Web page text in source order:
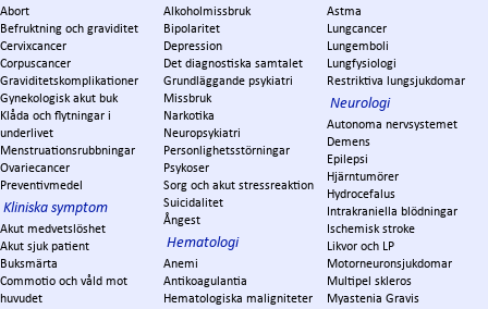
Abort
Befruktning och graviditet
Cervixcancer
Corpuscancer
Graviditetskomplikationer
Gynekologisk akut buk
Klåda och flytningar i
underlivet
Menstruationsrubbningar
Ovariecancer
Preventivmedel
Kliniska symptom
Akut medvetslöshet
Akut sjuk patient
Buksmärta
Commotio och våld mot
huvudet
Alkoholmissbruk
Bipolaritet
Depression
Det diagnostiska samtalet
Grundläggande psykiatri
Missbruk
Narkotika
Neuropsykiatri
Personlighetsstörningar
Psykoser
Sorg och akut stressreaktion
Suicidalitet
Ångest
Hematologi
Anemi
Antikoagulantia
Hematologiska maligniteter
Astma
Lungcancer
Lungemboli
Lungfysiologi
Restriktiva lungsjukdomar
Neurologi
Autonoma nervsystemet
Demens
Epilepsi
Hjärntumörer
Hydrocefalus
Intrakraniella blödningar
Ischemisk stroke
Likvor och LP
Motorneuronsjukdomar
Multipel skleros
Myastenia Gravis